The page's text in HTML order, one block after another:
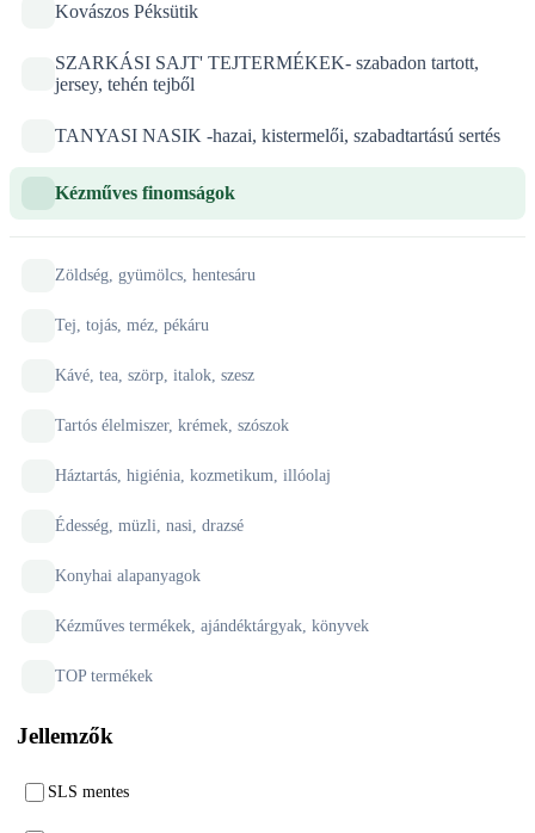
Kovászos Péksütik
SZARKÁSI SAJT' TEJTERMÉKEK- szabadon tartott,
jersey, tehén tejből
TANYASI NASIK -hazai, kistermelői, szabadtartású sertés
Kézműves finomságok
Zöldség, gyümölcs, hentesáru
Tej, tojás, méz, pékáru
Kávé, tea, szörp, italok, szesz
Tartós élelmiszer, krémek, szószok
Háztartás, higiénia, kozmetikum, illóolaj
Édesség, müzli, nasi, drazsé
Konyhai alapanyagok
Kézműves termékek, ajándéktárgyak, könyvek
TOP termékek
Jellemzők
SLS mentes